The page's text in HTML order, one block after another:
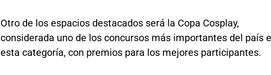
Otro de los espacios destacados será la Copa Cosplay,
considerada uno de los concursos más importantes del país
esta categoría, con premios para los mejores participantes.